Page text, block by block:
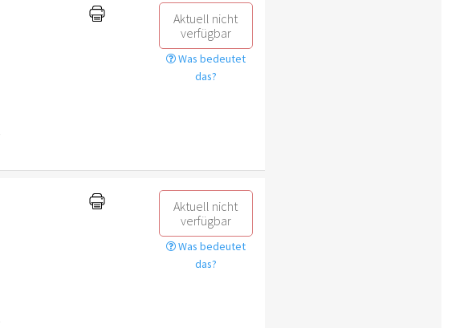
Aktuell nicht
verfügbar
Was bedeutet
das?
Aktuell nicht
verfügbar
Was bedeutet
das?